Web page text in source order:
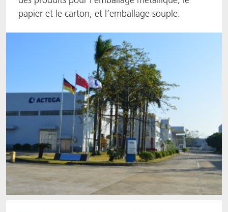
papier et le carton, et l’emballage souple.
ACTNext
FoodSafe
PakSafe
PROVALIN
WESSCO
Let's ACT
ACTEGA Rhenacoat
ACTEGA Schmid Rhyner